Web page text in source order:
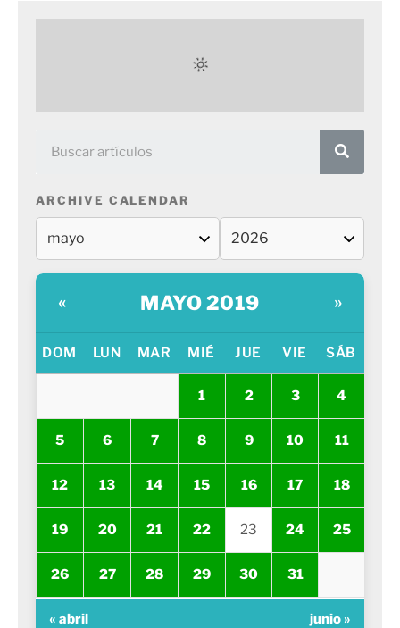
ARCHIVE CALENDAR
« MAYO 2019 »
DOM LUN MAR MIÉ JUE VIE SÁB
1 2 3 4
5 6 7 8 9 10 11
12 13 14 15 16 17 18
19 20 21 22 23 24 25
26 27 28 29 30 31
« abril junio »